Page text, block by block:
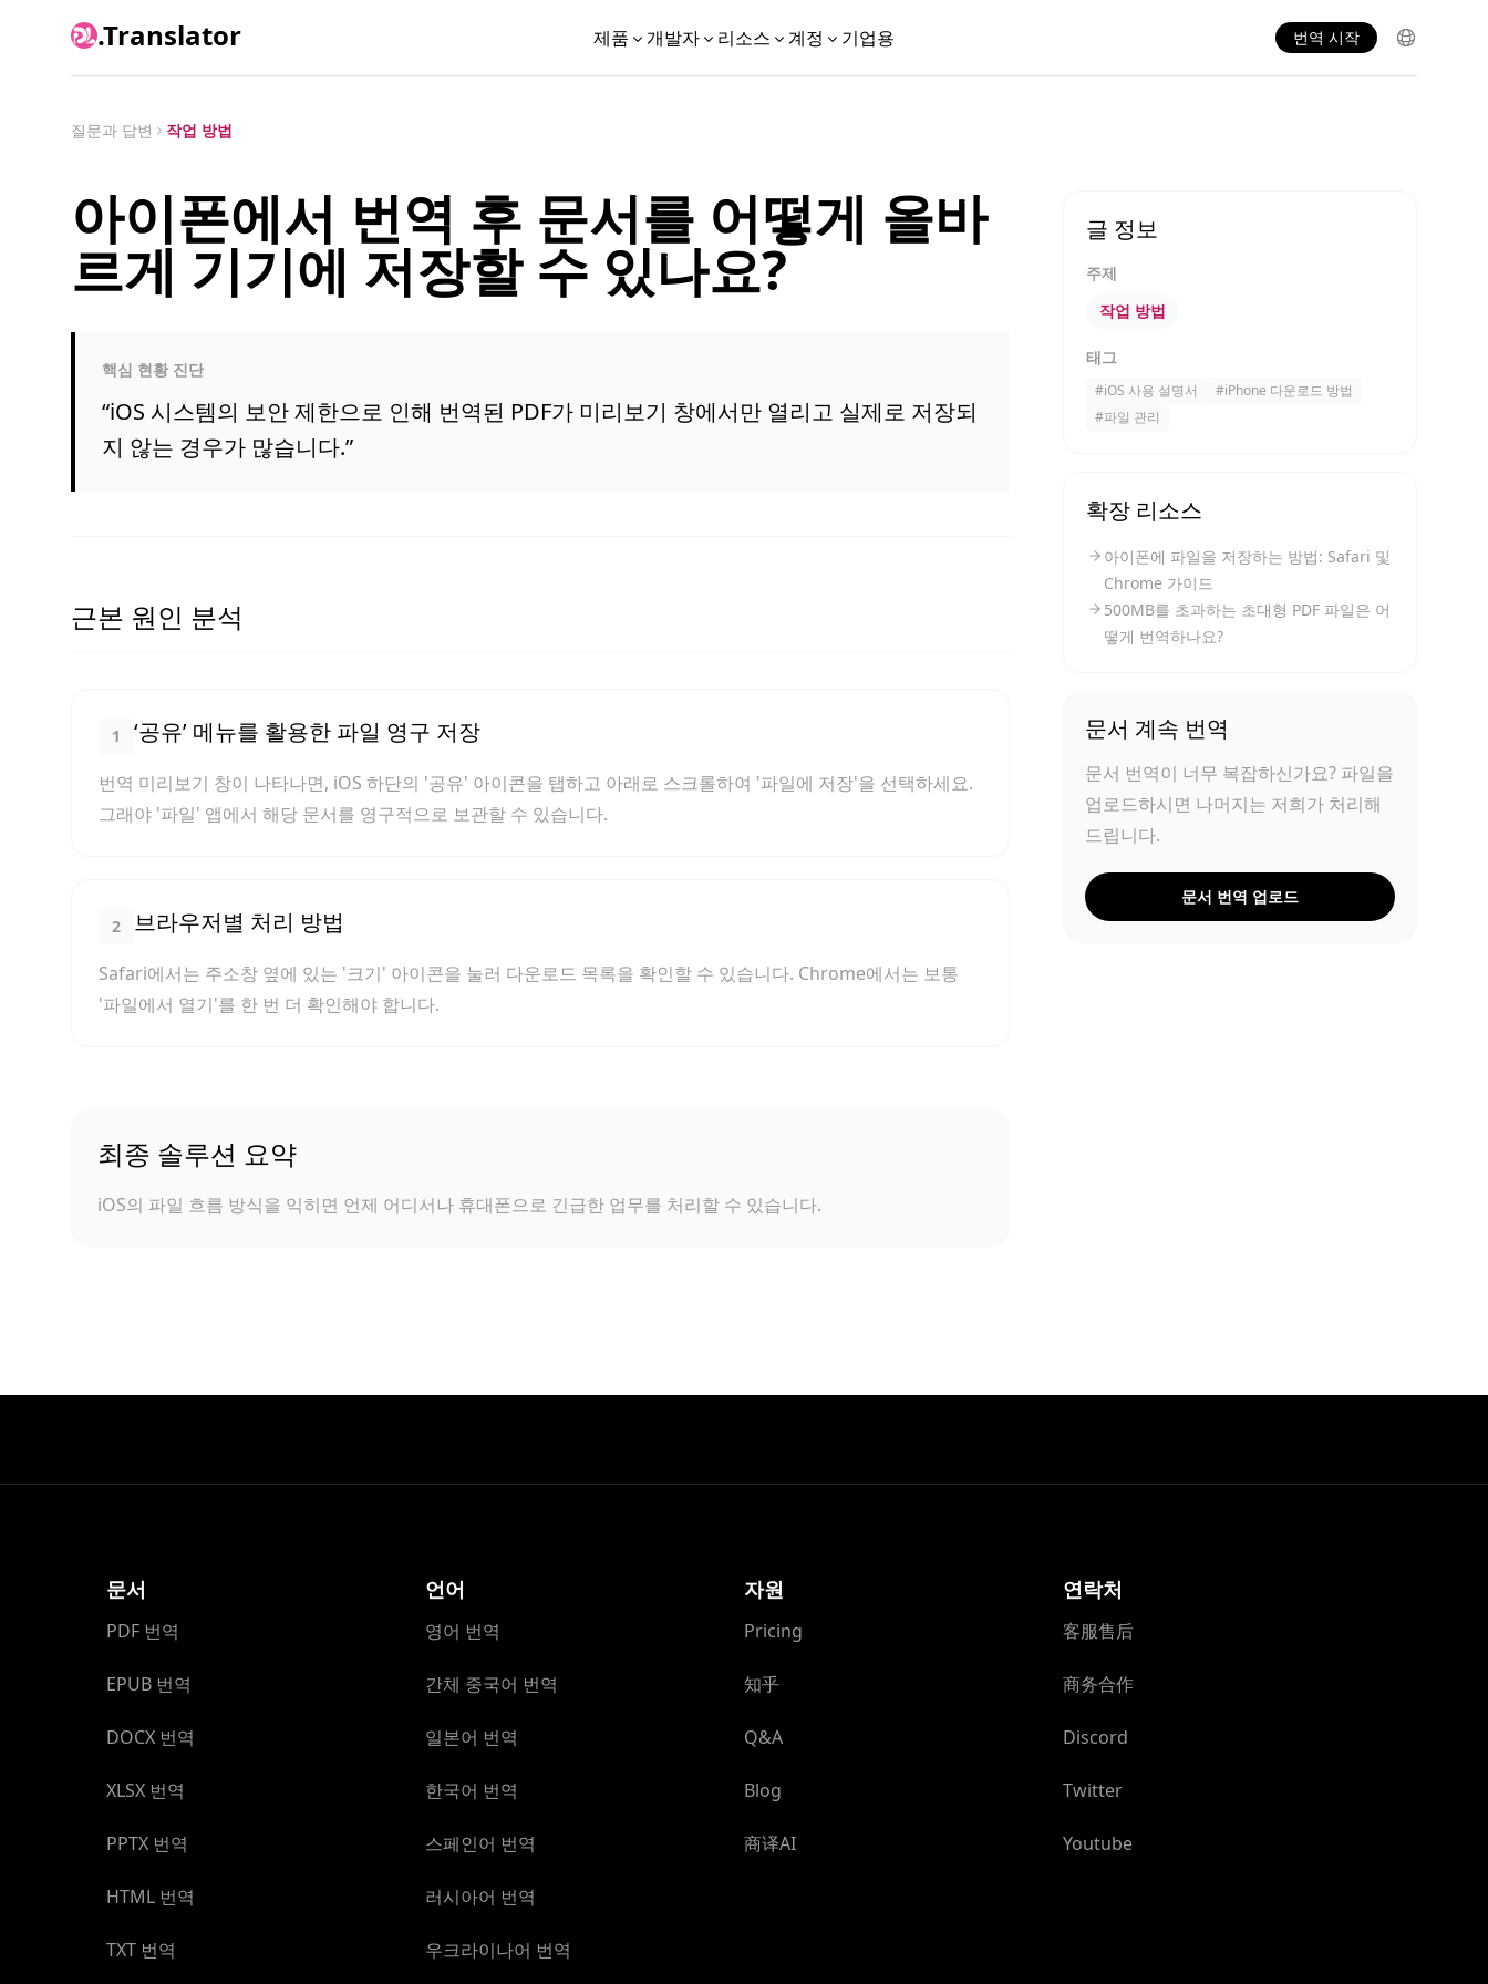
.Translator 제품 개발자 리소스 계정 기업용 번역 시작
질문과 답변 작업 방법
아이폰에서 번역 후 문서를 어떻게 올바
르게 기기에 저장할 수 있나요?
핵심 현황 진단
“iOS 시스템의 보안 제한으로 인해 번역된 PDF가 미리보기 창에서만 열리고 실제로 저장되
지 않는 경우가 많습니다.”
근본 원인 분석
1 ‘공유’ 메뉴를 활용한 파일 영구 저장
번역 미리보기 창이 나타나면, iOS 하단의 '공유' 아이콘을 탭하고 아래로 스크롤하여 '파일에 저장'을 선택하세요.
그래야 '파일' 앱에서 해당 문서를 영구적으로 보관할 수 있습니다.
2 브라우저별 처리 방법
Safari에서는 주소창 옆에 있는 '크기' 아이콘을 눌러 다운로드 목록을 확인할 수 있습니다. Chrome에서는 보통
'파일에서 열기'를 한 번 더 확인해야 합니다.
최종 솔루션 요약
iOS의 파일 흐름 방식을 익히면 언제 어디서나 휴대폰으로 긴급한 업무를 처리할 수 있습니다.
글 정보
주제
작업 방법
태그
#iOS 사용 설명서 #iPhone 다운로드 방법
#파일 관리
확장 리소스
아이폰에 파일을 저장하는 방법: Safari 및
Chrome 가이드
500MB를 초과하는 초대형 PDF 파일은 어
떻게 번역하나요?
문서 계속 번역
문서 번역이 너무 복잡하신가요? 파일을
업로드하시면 나머지는 저희가 처리해
드립니다.
문서 번역 업로드
문서
PDF 번역
EPUB 번역
DOCX 번역
XLSX 번역
PPTX 번역
HTML 번역
TXT 번역
언어
영어 번역
간체 중국어 번역
일본어 번역
한국어 번역
스페인어 번역
러시아어 번역
우크라이나어 번역
자원
Pricing
知乎
Q&A
Blog
商译AI
연락처
客服售后
商务合作
Discord
Twitter
Youtube